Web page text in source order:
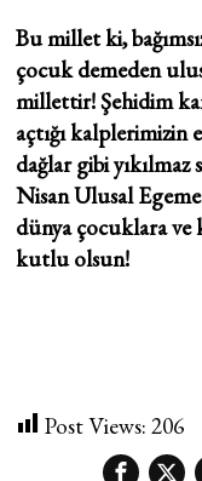
Bu millet ki,
çocuk demeden
millettir! Şehidim
açtığı kalplerimizin
dağlar gibi yıkılmaz
Nisan Ulusal
dünya çocuklara ve
kutlu olsun!
Post Views: 206